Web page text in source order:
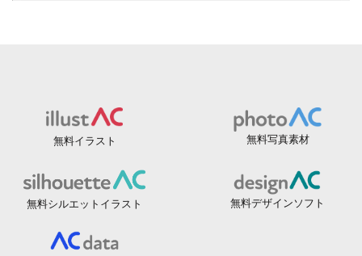
無料イラスト 無料写真素材
無料シルエットイラスト 無料デザインソフト